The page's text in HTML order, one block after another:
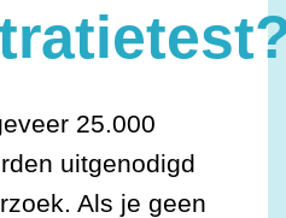
25.000
uitgenodigd
Als je geen